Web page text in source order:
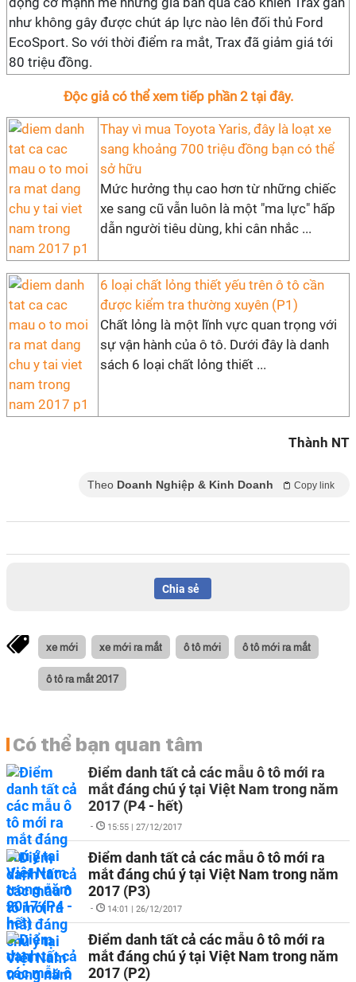
như không gây được chút áp lực nào lên đối thủ Ford
EcoSport. So với thời điểm ra mắt, Trax đã giảm giá tới
80 triệu đồng.
Độc giả có thể xem tiếp phần 2 tại đây.
Thay vì mua Toyota Yaris, đây là loạt xe
sang khoảng 700 triệu đồng bạn có thể
sở hữu
Mức hưởng thụ cao hơn từ những chiếc
xe sang cũ vẫn luôn là một "ma lực" hấp
dẫn người tiêu dùng, khi cân nhắc ...
6 loại chất lỏng thiết yếu trên ô tô cần
được kiểm tra thường xuyên (P1)
Chất lỏng là một lĩnh vực quan trọng với
sự vận hành của ô tô. Dưới đây là danh
sách 6 loại chất lỏng thiết ...
Thành NT
Theo Doanh Nghiệp & Kinh Doanh Copy link
Chia sẻ
xe mới xe mới ra mắt ô tô mới ô tô mới ra mắt
ô tô ra mắt 2017
Có thể bạn quan tâm
Điểm danh tất cả các mẫu ô tô mới ra
mắt đáng chú ý tại Việt Nam trong năm
2017 (P4 - hết)
- 15:55 | 27/12/2017
Điểm danh tất cả các mẫu ô tô mới ra
mắt đáng chú ý tại Việt Nam trong năm
2017 (P3)
- 14:01 | 26/12/2017
Điểm danh tất cả các mẫu ô tô mới ra
mắt đáng chú ý tại Việt Nam trong năm
2017 (P2)